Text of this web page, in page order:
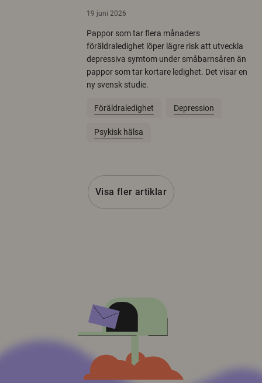
19 juni 2026
Pappor som tar flera månaders
föräldraledighet löper lägre risk att utveckla
depressiva symtom under småbarnsåren än
pappor som tar kortare ledighet. Det visar en
ny svensk studie.
Föräldraledighet Depression
Psykisk hälsa
Visa fler artiklar